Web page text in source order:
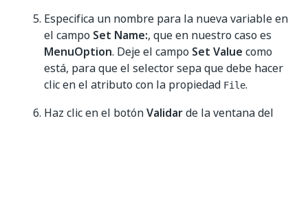
Especifica un nombre para la nueva variable en
el campo Set Name:, que en nuestro caso es
MenuOption. Deje el campo Set Value como
está, para que el selector sepa que debe hacer
clic en el atributo con la propiedad File.
Haz clic en el botónValidarde la ventana del